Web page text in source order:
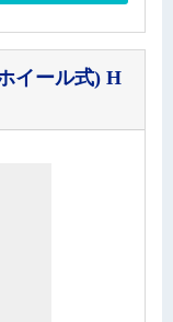
イール式) H